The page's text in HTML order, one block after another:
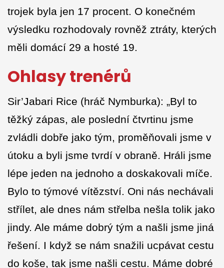
trojek byla jen 17 procent. O konečném
výsledku rozhodovaly rovněž ztráty, kterých
měli domácí 29 a hosté 19.
Ohlasy trenérů
Sir’Jabari Rice (hráč Nymburka): „Byl to
těžký zápas, ale poslední čtvrtinu jsme
zvládli dobře jako tým, proměňovali jsme v
útoku a byli jsme tvrdí v obraně. Hráli jsme
lépe jeden na jednoho a doskakovali míče.
Bylo to týmové vítězství. Oni nás nechávali
střílet, ale dnes nám střelba nešla tolik jako
jindy. Ale máme dobrý tým a našli jsme jiná
řešení. I když se nám snažili ucpávat cestu
do koše, tak jsme našli cestu. Máme dobré